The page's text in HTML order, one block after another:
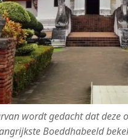
wordt gedacht dat deze
Boeddhabeeld